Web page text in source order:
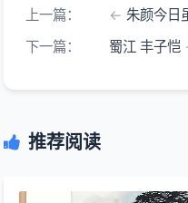
上一篇：
朱颜今日
下一篇：
蜀江 丰子恺
推荐阅读